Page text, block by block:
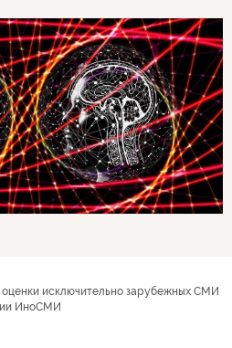
исключительно зарубежных СМИ
ИноСМИ